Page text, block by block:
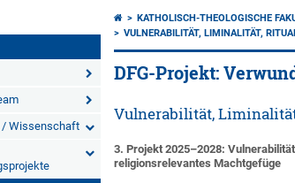
/ Wissenschaft
KATHOLISCH-THEOLOGISCHE
VULNERABILITÄT, LIMINALITÄT,
DFG-Projekt:
Vulnerabilität,
3. Projekt 2025–2028:
religionsrelevantes Machtgefüge